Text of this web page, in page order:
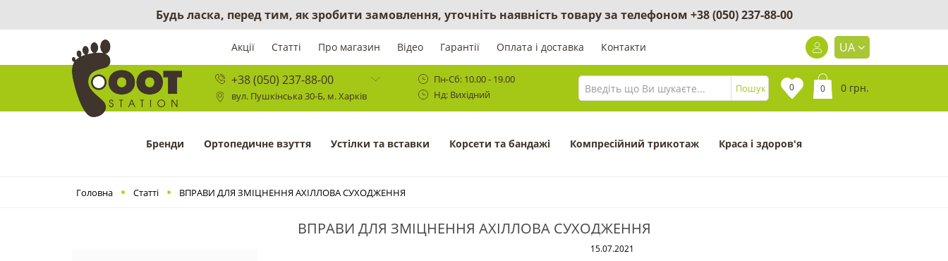
Будь ласка, перед тим, як зробити замовлення, уточніть наявність товару за телефоном +38 (050) 237-88-00
Акції Статті Про магазин Відео Гарантії Оплата і доставка Контакти UA
+38 (050) 237-88-00
вул. Пушкінська 30-Б, м. Харків
Пн-Сб: 10.00 - 19.00
Нд: Вихідний
Пошук 0 0 0 грн.
Бренди Ортопедичне взуття Устілки та вставки Корсети та бандажі Компресійний трикотаж Краса і здоров'я
Головна Статті ВПРАВИ ДЛЯ ЗМІЦНЕННЯ АХІЛЛОВА СУХОДЖЕННЯ
ВПРАВИ ДЛЯ ЗМІЦНЕННЯ АХІЛЛОВА СУХОДЖЕННЯ
15.07.2021